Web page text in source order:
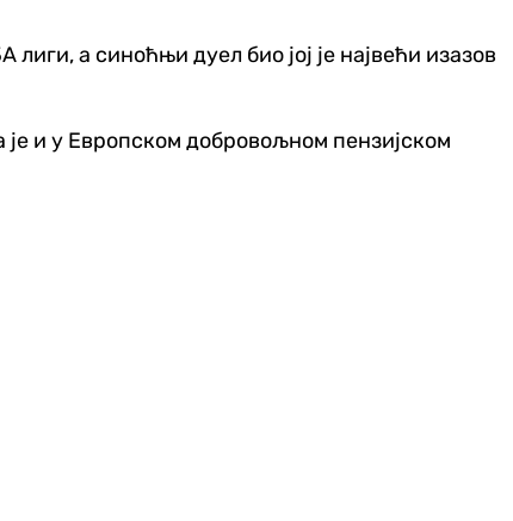
а синоћњи дуел био јој је највећи изазов
и у Европском добровољном пензијском